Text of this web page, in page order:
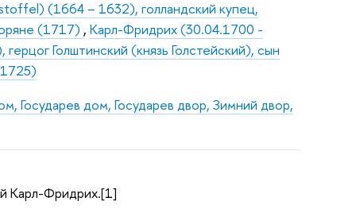
(1664 – 1632), голландский купец,
(1717) ,Карл-Фридрих (30.04.1700 -
Голштинский (князь Голстейский), сын
Государев дом, Государев двор, Зимний двор,
Карл-Фридрих.[1]